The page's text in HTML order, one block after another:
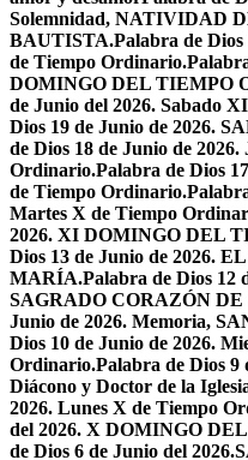
Solemnidad, NATIVIDAD
BAUTISTA.Palabra de
de Tiempo Ordinario.
DOMINGO DEL TIEMPO
de Junio del 2026. Sabado
Dios 19 de Junio de 2026.
de Dios 18 de Junio de
Ordinario.Palabra de Dios
de Tiempo Ordinario.
Martes X de Tiempo
2026. XI DOMINGO DEL
Dios 13 de Junio de 2026.
MARÍA.Palabra de Dios 12
SAGRADO CORAZÓN DE
Junio de 2026. Memoria,
Dios 10 de Junio de 2026.
Ordinario.Palabra de Dios 9
Diácono y Doctor de la
2026. Lunes X de Tiempo
del 2026. X DOMINGO
de Dios 6 de Junio del